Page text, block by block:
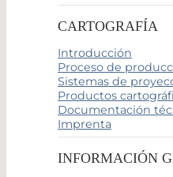
CARTOGRAFÍA
Introducción
Proceso de
Sistemas de
Productos
Documentación
Imprenta
INFORMACIÓN